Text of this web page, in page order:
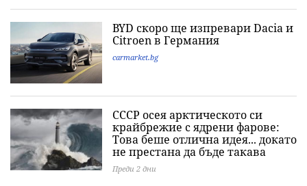
BYD скоро ще изпревари Dacia и
Citroеn в Германия
carmarket.bg
СССР осея арктическото си
крайбрежие с ядрени фарове:
Това беше отлична идея... докато
не престана да бъде такава
Преди 2 дни